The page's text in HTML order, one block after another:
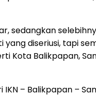
sedangkan
diseriusi, tapi
Kota Balikpapan,
– Balikpapan –